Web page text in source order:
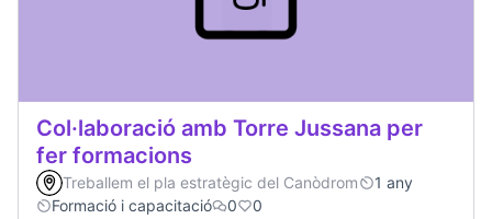
Col·laboració amb Torre Jussana per
fer formacions
Treballem el pla estratègic del Canòdrom
1 any
Formació i capacitació
0 0